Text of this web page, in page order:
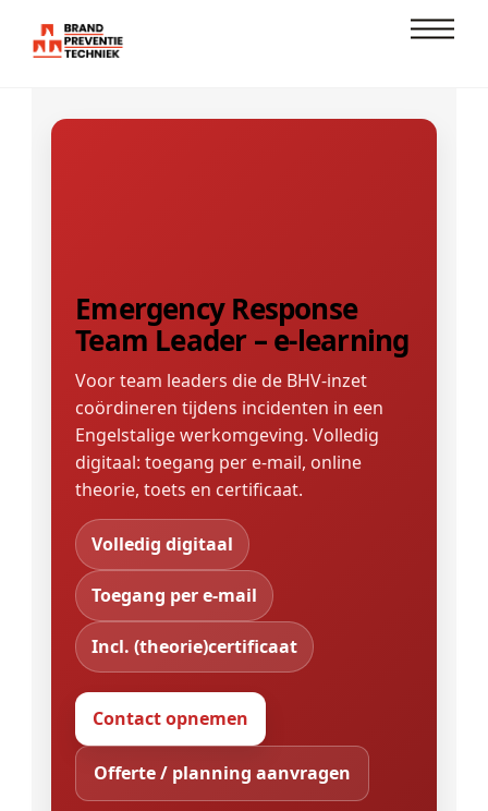
Emergency Response
Team Leader – e-learning
Voor team leaders die de BHV-inzet
coördineren tijdens incidenten in een
Engelstalige werkomgeving. Volledig
digitaal: toegang per e-mail, online
theorie, toets en certificaat.
Volledig digitaal
Toegang per e-mail
Incl. (theorie)certificaat
Contact opnemen
Offerte / planning aanvragen